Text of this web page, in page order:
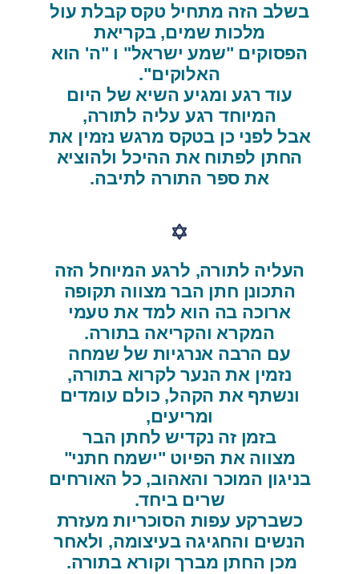
בשלב הזה מתחיל טקס קבלת עול
מלכות שמים, בקריאת
הפסוקים "שמע ישראל" ו "ה' הוא
האלוקים".
עוד רגע ומגיע השיא של היום
המיוחד רגע עליה לתורה,
אבל לפני כן בטקס מרגש נזמין את
החתן לפתוח את ההיכל ולהוציא
את ספר התורה לתיבה.
העליה לתורה, לרגע המיוחל הזה
התכונן חתן הבר מצווה תקופה
ארוכה בה הוא למד את טעמי
המקרא והקריאה בתורה.
עם הרבה אנרגיות של שמחה
נזמין את הנער לקרוא בתורה,
ונשתף את הקהל, כולם עומדים
ומריעים,
בזמן זה נקדיש לחתן הבר
מצווה את הפיוט "ישמח חתני"
בניגון המוכר והאהוב, כל האורחים
שרים ביחד.
כשברקע עפות הסוכריות מעזרת
הנשים והחגיגה בעיצומה, ולאחר
מכן החתן מברך וקורא בתורה.